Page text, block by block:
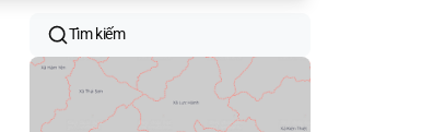
Tìm kiếm